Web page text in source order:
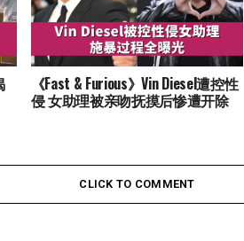
《Fast & Furious》Vin Diesel遭控性
侵 女助理被亲吻抚摸后惨遭开除
CLICK TO COMMENT